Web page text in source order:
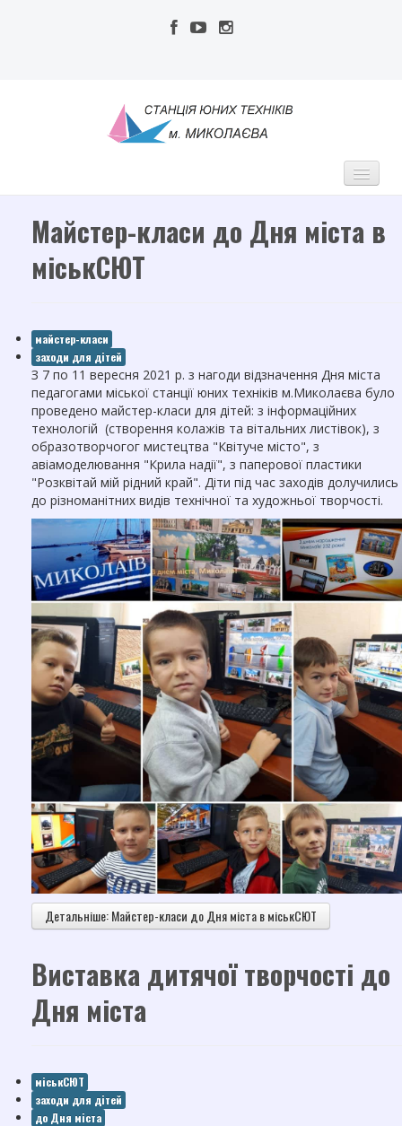
МСЮТ
Публічна інформація
Наші досягнення
Звернення громадян
Річний звіт
ГУРТКИ
Науково-технічний напрям
Художньо-естетичний напрям
Дистанційне навчання
Цікава математика
ДІЯЛЬНІСТЬ
STEM-освіта
Наші проекти
Методична діяльність
Методичні розробки
Навчальні програми
Документи
НОВИНИ
РОЗКЛАД ЗАНЯТЬ
АТЕСТАЦІЯ
Батьківський лекторій
Безпека життєдіяльності
Захист прав дітей
Профорієнтація
Майстер-класи до Дня міста в
міськСЮТ
майстер-класи
заходи для дітей
З 7 по 11 вересня 2021 р. з нагоди відзначення Дня міста
педагогами міської станції юних техніків м.Миколаєва було
проведено майстер-класи для дітей: з інформаційних
технологій (створення колажів та вітальних листівок), з
образотворчогог мистецтва "Квітуче місто", з
авіамоделювання "Крила надії", з паперової пластики
"Розквітай мій рідний край". Діти під час заходів долучились
до різноманітних видів технічної та художньої творчості.
Детальніше: Майстер-класи до Дня міста в міськСЮТ
Виставка дитячої творчості до
Дня міста
міськСЮТ
заходи для дітей
до Дня міста